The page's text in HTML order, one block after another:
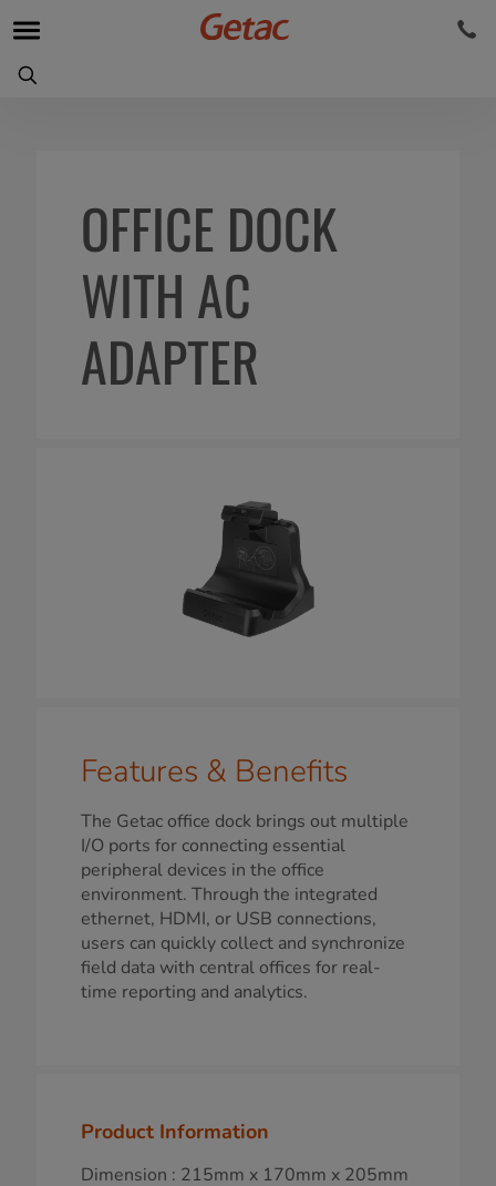
OFFICE DOCK
WITH AC
ADAPTER
Features & Benefits
The Getac office dock brings out multiple
I/O ports for connecting essential
peripheral devices in the office
environment. Through the integrated
ethernet, HDMI, or USB connections,
users can quickly collect and synchronize
field data with central offices for real-
time reporting and analytics.
Product Information
Dimension : 215mm x 170mm x 205mm